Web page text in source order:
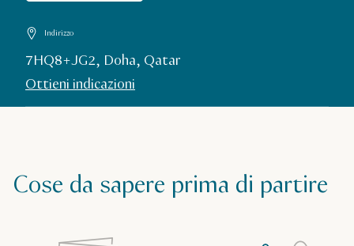
Indirizzo
7HQ8+JG2, Doha, Qatar
Ottieni indicazioni
Cose da sapere prima di partire